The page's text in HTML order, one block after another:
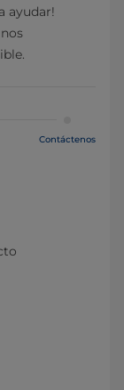
ayudar!
Contáctenos